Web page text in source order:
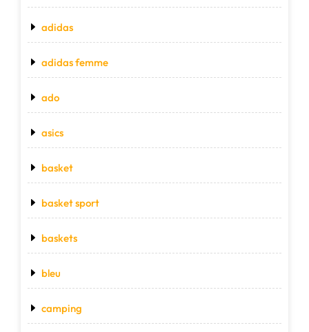
adidas
adidas femme
ado
asics
basket
basket sport
baskets
bleu
camping